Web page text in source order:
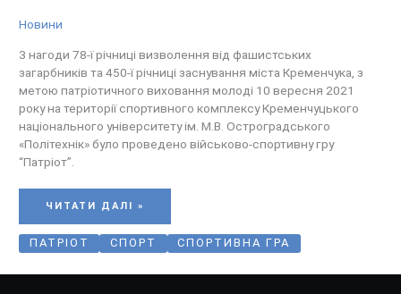
Новини
З нагоди 78-ї річниці визволення від фашистських
загарбників та 450-ї річниці заснування міста Кременчука, з
метою патріотичного виховання молоді 10 вересня 2021
року на території спортивного комплексу Кременчуцького
національного університету ім. М.В. Остроградського
«Політехнік» було проведено військово-спортивну гру
“Патріот”.
ЧИТАТИ ДАЛІ »
ПАТРІОТ СПОРТ СПОРТИВНА ГРА